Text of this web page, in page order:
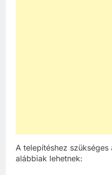
A telepítéshez
alábbiak lehetnek: